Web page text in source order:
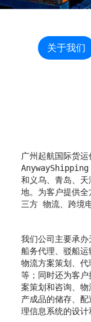
关于我们
广州起航国际货
AnywayShipping
和义乌、青岛、
地。为客户提供
三方 物流、跨
我们公司主要承办
船务代理、驳船
物流方案策划、
等；同时还为客
案策划和咨询、
产成品的储存、
理信息系统的设计